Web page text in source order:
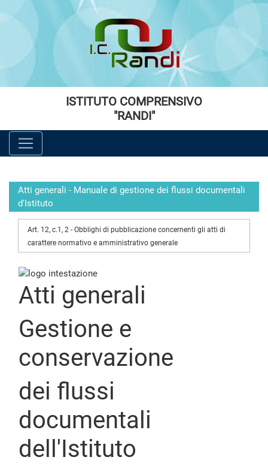
Vai al menù principale
Vai al menù secondario
ISTITUTO COMPRENSIVO
"RANDI"
Atti generali - Manuale di gestione dei flussi documentali
d'Istituto
Art. 12, c.1, 2 - Obblighi di pubblicazione concernenti gli atti di
carattere normativo e amministrativo generale
Atti generali
Gestione e
conservazione
dei flussi
documentali
dell'Istituto